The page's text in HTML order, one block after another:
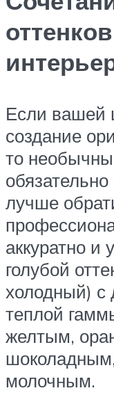
Если вашей
создание
то
лучше
аккуратно и
голубой
холодный) с
теплой
желтым,
молочным.